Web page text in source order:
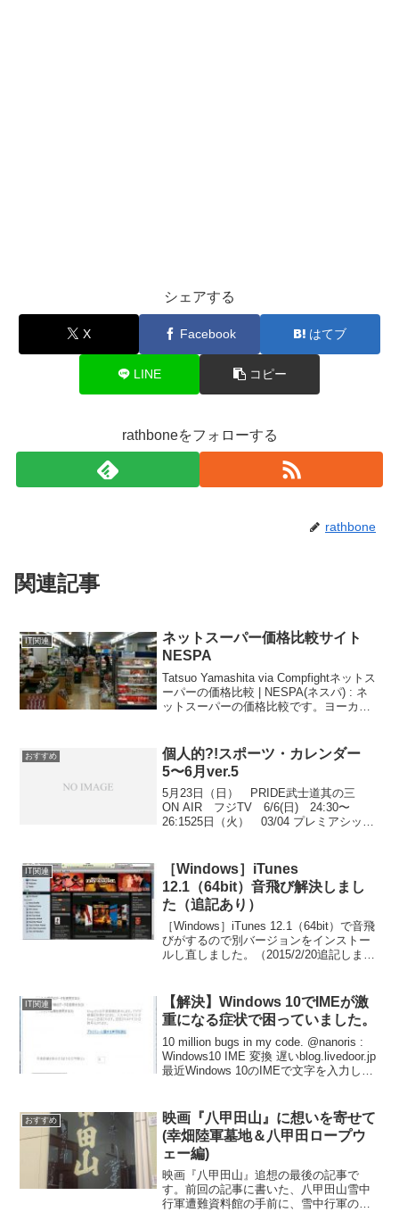
シェアする
X Facebook はてブ
LINE コピー
rathboneをフォローする
rathbone
関連記事
IT関連
ネットスーパー価格比較サイト
NESPA
Tatsuo Yamashita via Compfightネットス
ーパーの価格比較 | NESPA(ネスパ) : ネ
ットスーパーの価格比較です。ヨーカド
は1,980円...
おすすめ
個人的?!スポーツ・カレンダー
5〜6月ver.5
5月23日（日） PRIDE武士道其の三
ON AIR フジTV 6/6(日) 24:30〜
26:1525日（火） 03/04 プレミアシップ
IT関連
［Windows］iTunes
12.1（64bit）音飛び解決しまし
た（追記あり）
［Windows］iTunes 12.1（64bit）で音飛
びがするので別バージョンをインストー
ルし直しました。（2015/2/20追記しまし
IT関連
【解決】Windows 10でIMEが激
重になる症状で困っていました。
10 million bugs in my code. @nanoris :
Windows10 IME 変換 遅いblog.livedoor.jp
最近Windows 10のIMEで文字を入力して
おすすめ
映画『八甲田山』に想いを寄せて
(幸畑陸軍墓地＆八甲田ロープウ
ェー編)
映画『八甲田山』追想の最後の記事で
す。前回の記事に書いた、八甲田山雪中
行軍遭難資料館の手前に、雪中行軍の英